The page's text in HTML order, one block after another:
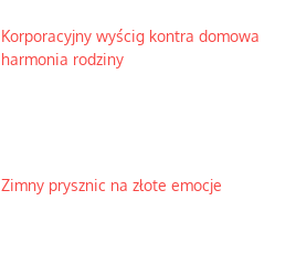
Korporacyjny wyścig kontra domowa
harmonia rodziny
Zimny prysznic na złote emocje